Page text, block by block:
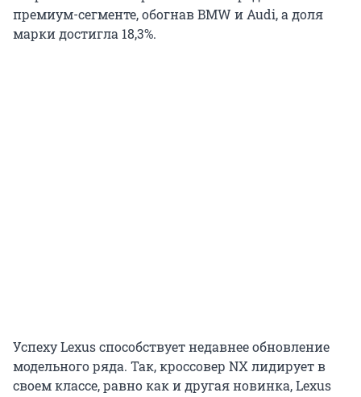
премиум-сегменте, обогнав BMW и Audi, а доля
марки достигла 18,3%.
Успеху Lexus способствует недавнее обновление
модельного ряда. Так, кроссовер NX лидирует в
своем классе, равно как и другая новинка, Lexus